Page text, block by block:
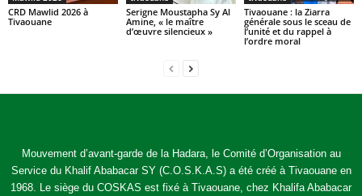
CRD Mawlid 2026 à
Tivaouane
Serigne Moustapha Sy Al
Amine, « le maître
d’œuvre silencieux »
Tivaouane : la Ziarra
générale sous le sceau de
l’unité et du rappel à
l’ordre moral
Mouvement d’avant-garde de la Hadara, le Comité d’Organisation au
Service du Khalif Ababacar SY (C.O.S.K.A.S) a été créé à Tivaouane en
1968. Le siège du COSKAS est fixé à Tivaouane, chez Khalifa Ababacar